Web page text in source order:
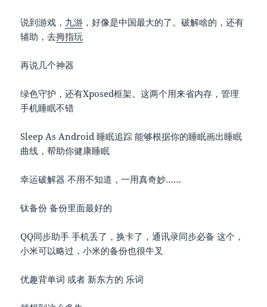
说到游戏， 九游 ，好像是中国最大的了。破解啥的，还有
辅助，去拇指玩
再说几个神器
绿色守护，还有Xposed框架。这两个用来省内存，管理
手机睡眠不错
Sleep As Android 睡眠追踪 能够根据你的睡眠画出睡眠
曲线，帮助你健康睡眠
幸运破解器 不用不知道，一用真奇妙……
钛备份 备份里面最好的
QQ同步助手 手机丢了，换卡了，通讯录同步必备 这个，
小米可以略过，小米的备份也很牛叉
优趣背单词 或者 新东方的 乐词